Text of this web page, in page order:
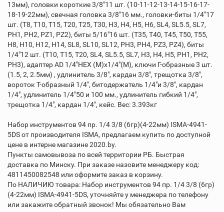
13мм), головки короткие 3/8"11 шт. (10-11-12-13-14-15-16-17-
18-19-22мм), свечная головка 3/8"16 мм., головки-биты 1/4"17
шт. (T8, T10, T15, T20, T25, T30, H3, H4, H5, H6, SL4, SL5.5, SL7,
PH1, PH2, PZ1, PZ2), биты 5/16"16 шт. (T35, T40, T45, T50, T55,
H8, H10, H12, H14, SL8, SL10, SL12, PH3, PH4, PZ3, PZ4), биты
1/4"12 шт. (T10, T15, T20, SL4, SL5.5, SL7, H3, H4, H5, PH1, PH2,
PH3), адаптер AD 1/4"HEX (M)x1/4"(M), ключи Г-образные 3 шт.
(1.5, 2, 2.5мм) , удлинитель 3/8", кардан 3/8", трещотка 3/8",
вороток Т-образный 1/4", битодержатель 1/4"и 3/8", кардан
1/4", удлинитель 1/4"50 и 100 мм., удлинитель гибкий 1/4",
трещотка 1/4", кардан 1/4", кейс. Вес: 3.393кг
Набор инструментов 94 пр. 1/4 3/8 (6гр)(4-22мм) ISMA-4941-
5DS от производителя ISMA, предлагаем купить по доступной
цене в интерне магазине 2020.by.
Пункты самовывоза по всей территории РБ. Быстрая
доставка по Минску. При заказе назовите менеджеру код:
4811450082548 или оформите заказ в корзину.
По НАЛИЧИЮ товара: Набор инструментов 94 пр. 1/4 3/8 (6гр)
(4-22мм) ISMA-4941-5DS, уточняйте у менеджера по телефону
или закажите обратный звонок! Мы обязательно Вам